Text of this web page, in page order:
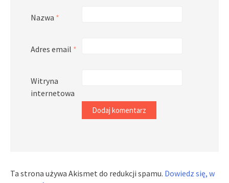
Nazwa *
Adres email *
Witryna
internetowa
Ta strona używa Akismet do redukcji spamu. Dowiedz się, w